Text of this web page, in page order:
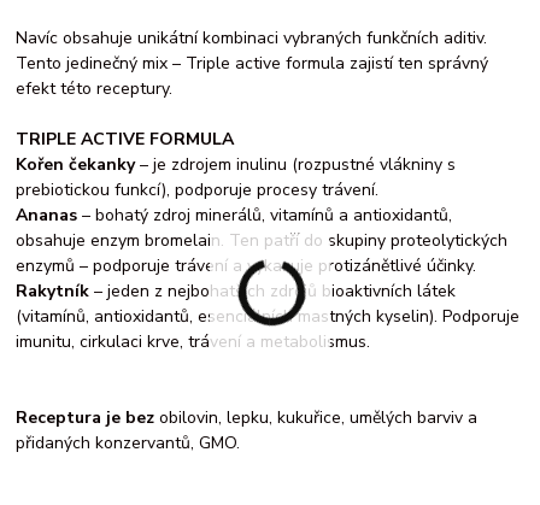
Navíc obsahuje unikátní kombinaci vybraných funkčních aditiv.
Tento jedinečný mix – Triple active formula zajistí ten správný
efekt této receptury.
TRIPLE ACTIVE FORMULA
Kořen čekanky– je zdrojem inulinu (rozpustné vlákniny s
prebiotickou funkcí), podporuje procesy trávení.
Ananas– bohatý zdroj minerálů, vitamínů a antioxidantů,
obsahuje enzym bromelain. Ten patří do skupiny proteolytických
enzymů – podporuje trávení a vykazuje protizánětlivé účinky.
Rakytník – jeden z nejbohatších zdrojů bioaktivních látek
(vitamínů, antioxidantů, esenciálních mastných kyselin). Podporuje
imunitu, cirkulaci krve, trávení a metabolismus.
Receptura je bezobilovin, lepku, kukuřice, umělých barviv a
přidaných konzervantů, GMO.